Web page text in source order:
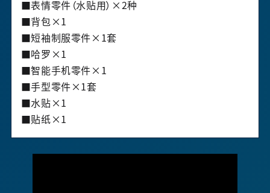
■表情零件（水贴用）×2种
■背包×1
■短袖制服零件×1套
■哈罗×1
■智能手机零件×1
■手型零件×1套
■水贴×1
■贴纸×1